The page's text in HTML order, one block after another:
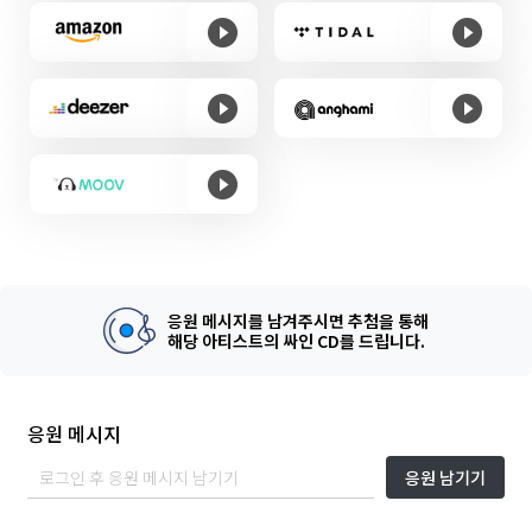
응원 메시지를 남겨주시면 추첨을 통해
해당 아티스트의 싸인 CD를 드립니다.
응원 메시지
응원 남기기